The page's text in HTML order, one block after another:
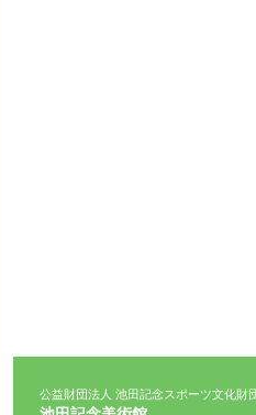
公益財団法人 池田記念スポーツ文化財